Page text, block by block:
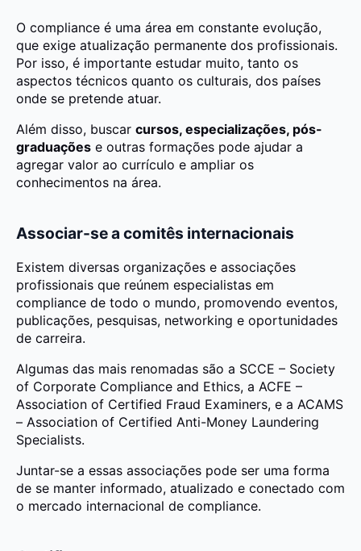
O compliance é uma área em constante evolução,
que exige atualização permanente dos profissionais.
Por isso, é importante estudar muito, tanto os
aspectos técnicos quanto os culturais, dos países
onde se pretende atuar.
Além disso, buscar cursos, especializações, pós-
graduações e outras formações pode ajudar a
agregar valor ao currículo e ampliar os
conhecimentos na área.
Associar-se a comitês internacionais
Existem diversas organizações e associações
profissionais que reúnem especialistas em
compliance de todo o mundo, promovendo eventos,
publicações, pesquisas, networking e oportunidades
de carreira.
Algumas das mais renomadas são a SCCE – Society
of Corporate Compliance and Ethics, a ACFE –
Association of Certified Fraud Examiners, e a ACAMS
– Association of Certified Anti-Money Laundering
Specialists.
Juntar-se a essas associações pode ser uma forma
de se manter informado, atualizado e conectado com
o mercado internacional de compliance.